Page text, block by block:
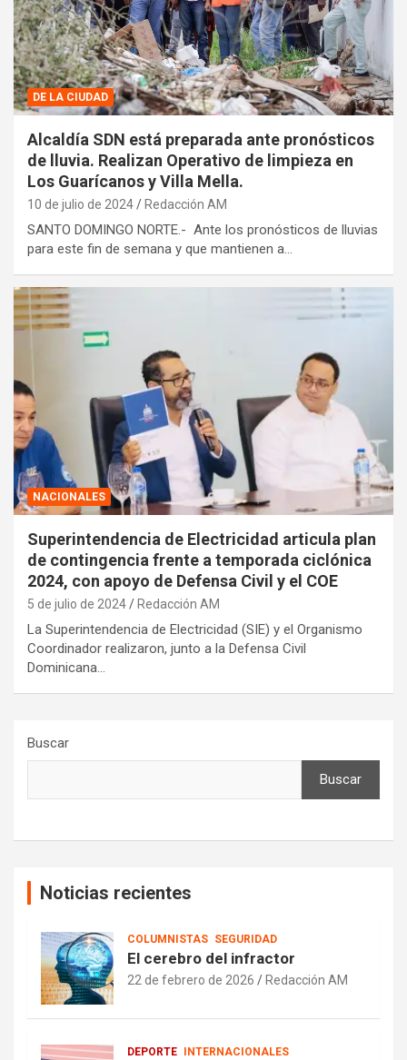
DE LA CIUDAD
Alcaldía SDN está preparada ante pronósticos
de lluvia. Realizan Operativo de limpieza en
Los Guarícanos y Villa Mella.
10 de julio de 2024 Redacción AM
SANTO DOMINGO NORTE.- Ante los pronósticos de lluvias
para este fin de semana y que mantienen a…
NACIONALES
Superintendencia de Electricidad articula plan
de contingencia frente a temporada ciclónica
2024, con apoyo de Defensa Civil y el COE
5 de julio de 2024 Redacción AM
La Superintendencia de Electricidad (SIE) y el Organismo
Coordinador realizaron, junto a la Defensa Civil
Dominicana…
Buscar
Buscar
Noticias recientes
COLUMNISTAS SEGURIDAD
El cerebro del infractor
22 de febrero de 2026 Redacción AM
DEPORTE INTERNACIONALES